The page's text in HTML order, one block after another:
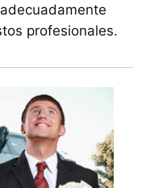
profesionales.